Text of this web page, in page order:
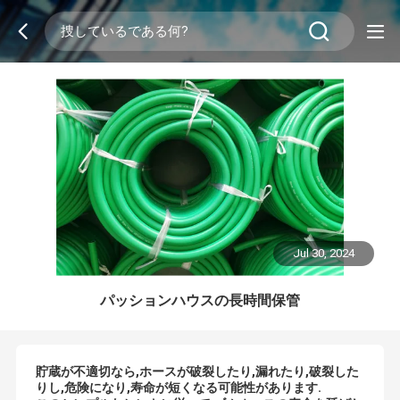
Jul 30, 2024
パッションハウスの長時間保管
貯蔵が不適切なら,ホースが破裂したり,漏れたり,破裂した
りし,危険になり,寿命が短くなる可能性があります.